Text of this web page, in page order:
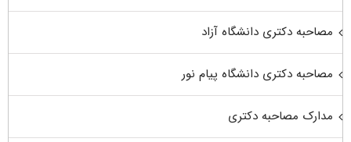
مصاحبه دکتری دانشگاه آزاد
مصاحبه دکتری دانشگاه پیام نور
مدارک مصاحبه دکتری